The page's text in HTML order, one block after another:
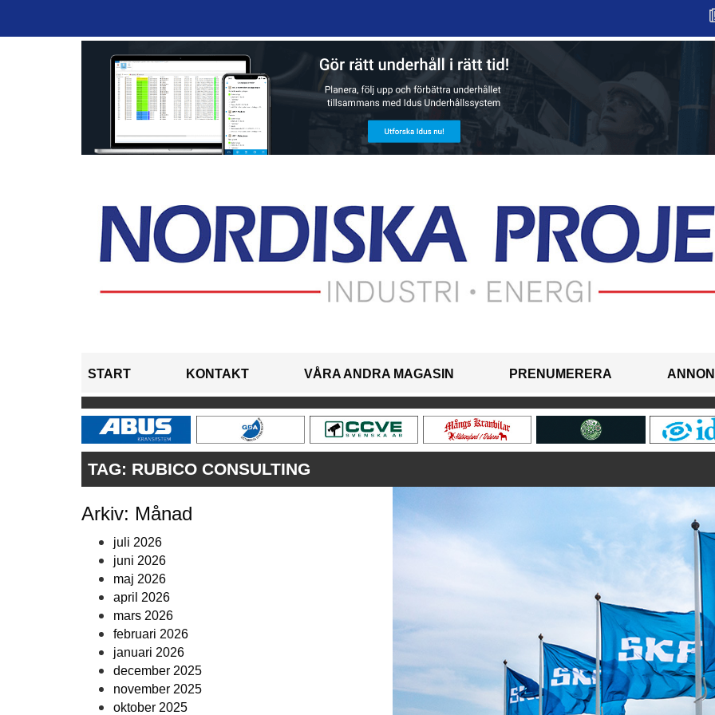
START KONTAKT VÅRA ANDRA MAGASIN PRENUMERERA
TAG: RUBICO CONSULTING
Arkiv: Månad
juli 2026
juni 2026
maj 2026
april 2026
mars 2026
februari 2026
januari 2026
december 2025
november 2025
oktober 2025